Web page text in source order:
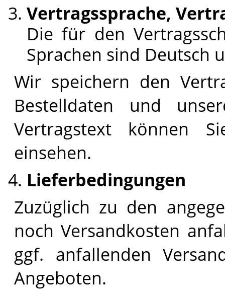
Vertragssprache,
Die für den
Sprachen sind Deutsch
Wir speichern den
Bestelldaten und
Vertragstext können
einsehen.
Lieferbedingungen
Zuzüglich zu den
noch Versandkosten
ggf. anfallenden
Angeboten.